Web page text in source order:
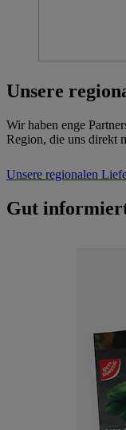
Unsere
Wir haben enge
Region, die uns direkt
Unsere regionalen
Gut